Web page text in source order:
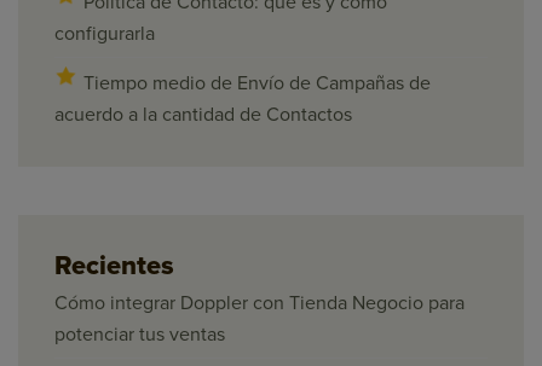
configurarla
Tiempo medio de Envío de Campañas de
acuerdo a la cantidad de Contactos
Recientes
Cómo integrar Doppler con Tienda Negocio para
potenciar tus ventas